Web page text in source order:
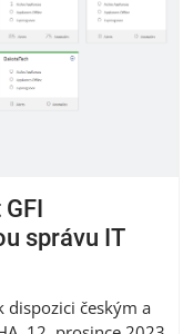
správu IT
českým a